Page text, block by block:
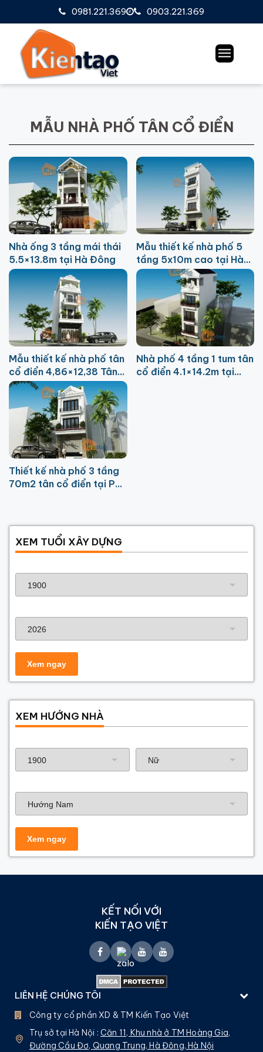
0903.221.369
0981.221.369
MẪU NHÀ PHỐ TÂN CỔ ĐIỂN
Nhà ống 3 tầng mái thái
5.5×13.8m tại Hà Đông
Mẫu thiết kế nhà phố 5
tầng 5x10m cao tại Hà
Đông
Mẫu thiết kế nhà phố tân
cổ điển 4,86×12,38 Tân
Triều
Nhà phố 4 tầng 1 tum tân
cổ điển 4.1×14.2m tại
Thiết kế nhà phố 3 tầng
70m2 tân cổ điển tại Phú
XEM TUỔI XÂY DỰNG
XEM HƯỚNG NHÀ
KẾT NỐI VỚI
KIẾN TẠO VIỆT
LIÊN HỆ CHÚNG TÔI
Công ty cổ phần XD & TM Kiến Tạo Việt
Trụ sở tại Hà Nội : Căn 11, Khu nhà ở TM Hoàng Gia,
Đường Cầu Đơ, Quang Trung, Hà Đông, Hà Nội